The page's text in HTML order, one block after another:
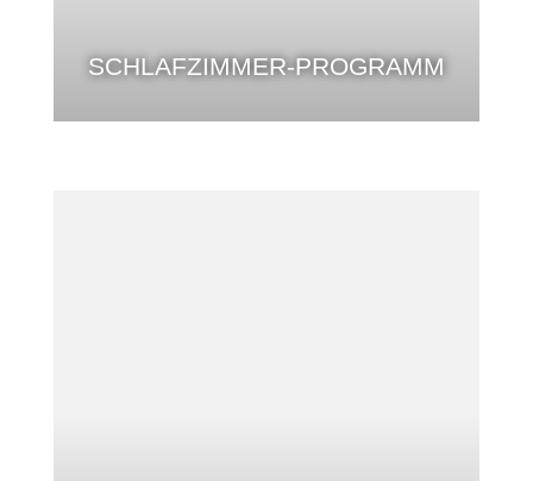
SCHLAFZIMMER-PROGRAMM